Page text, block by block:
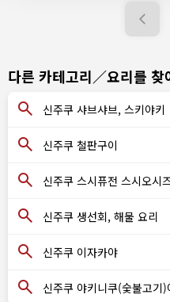
다른 카테고리／요리를 찾
신주쿠 샤브샤브, 스키야키
신주쿠 철판구이
신주쿠 스시퓨전 스시오시
신주쿠 생선회, 해물 요리
신주쿠 이자카야
신주쿠 야키니쿠(숯불고기